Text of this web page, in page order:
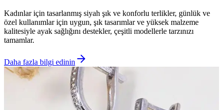
Kadınlar için tasarlanmış siyah şık ve konforlu terlikler, günlük ve
özel kullanımlar için uygun, şık tasarımlar ve yüksek malzeme
kalitesiyle ayak sağlığını destekler, çeşitli modellerle tarzınızı
tamamlar.
Daha fazla bilgi edinin